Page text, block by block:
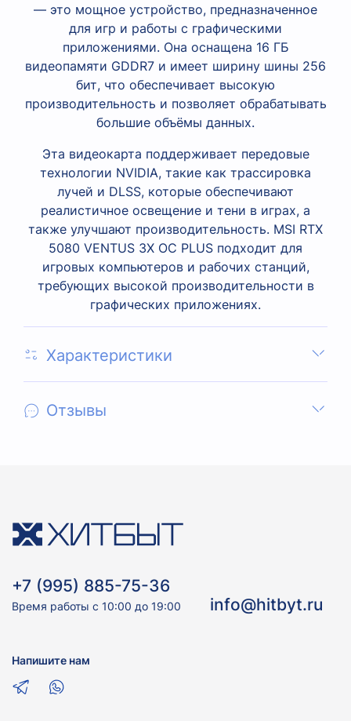
— это мощное устройство, предназначенное
для игр и работы с графическими
приложениями. Она оснащена 16 ГБ
видеопамяти GDDR7 и имеет ширину шины 256
бит, что обеспечивает высокую
производительность и позволяет обрабатывать
большие объёмы данных.
Эта видеокарта поддерживает передовые
технологии NVIDIA, такие как трассировка
лучей и DLSS, которые обеспечивают
реалистичное освещение и тени в играх, а
также улучшают производительность. MSI RTX
5080 VENTUS 3X OC PLUS подходит для
игровых компьютеров и рабочих станций,
требующих высокой производительности в
графических приложениях.
Характеристики
Отзывы
+7 (995) 885-75-36
Время работы с 10:00 до 19:00 info@hitbyt.ru
Напишите нам